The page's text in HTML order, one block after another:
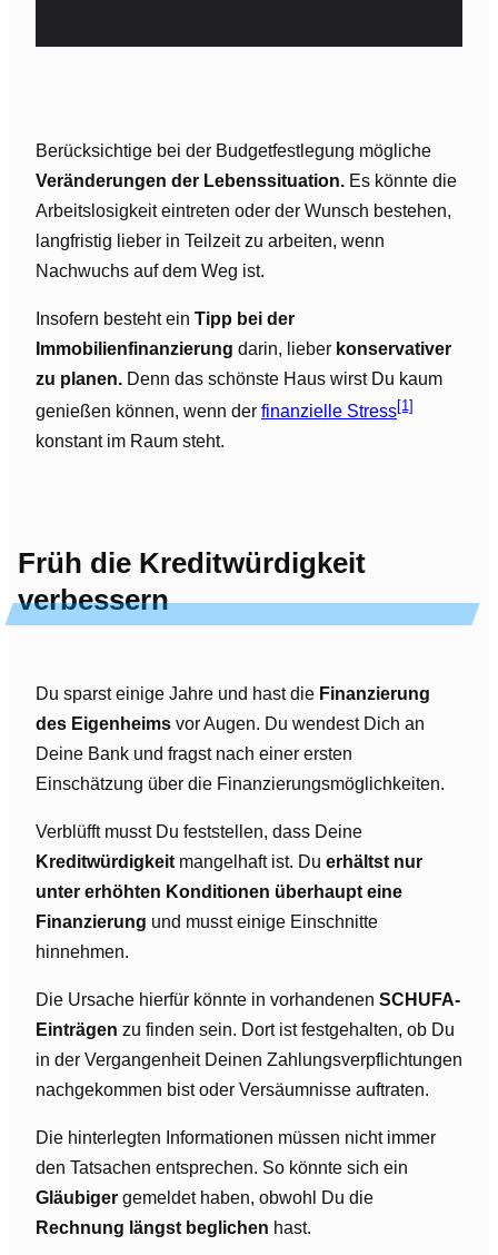
Berücksichtige bei der Budgetfestlegung mögliche
Veränderungen der Lebenssituation. Es könnte die
Arbeitslosigkeit eintreten oder der Wunsch bestehen,
langfristig lieber in Teilzeit zu arbeiten, wenn
Nachwuchs auf dem Weg ist.
Insofern besteht ein Tipp bei der
Immobilienfinanzierung darin, lieber konservativer
zu planen. Denn das schönste Haus wirst Du kaum
genießen können, wenn der finanzielle Stress[1]
konstant im Raum steht.
Früh die Kreditwürdigkeit
verbessern
Du sparst einige Jahre und hast die Finanzierung
des Eigenheims vor Augen. Du wendest Dich an
Deine Bank und fragst nach einer ersten
Einschätzung über die Finanzierungsmöglichkeiten.
Verblüfft musst Du feststellen, dass Deine
Kreditwürdigkeit mangelhaft ist. Du erhältst nur
unter erhöhten Konditionen überhaupt eine
Finanzierung und musst einige Einschnitte
hinnehmen.
Die Ursache hierfür könnte in vorhandenen SCHUFA-
Einträgen zu finden sein. Dort ist festgehalten, ob Du
in der Vergangenheit Deinen Zahlungsverpflichtungen
nachgekommen bist oder Versäumnisse auftraten.
Die hinterlegten Informationen müssen nicht immer
den Tatsachen entsprechen. So könnte sich ein
Gläubiger gemeldet haben, obwohl Du die
Rechnung längst beglichen hast.